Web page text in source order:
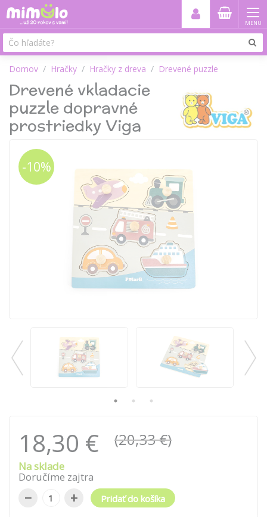
MENU
Domov Hračky Hračky z dreva Drevené puzzle
Drevené vkladacie
puzzle dopravné
prostriedky Viga
-10%
18,30 € (20,33 €)
Na sklade
Doručíme zajtra
− + Pridať do košíka